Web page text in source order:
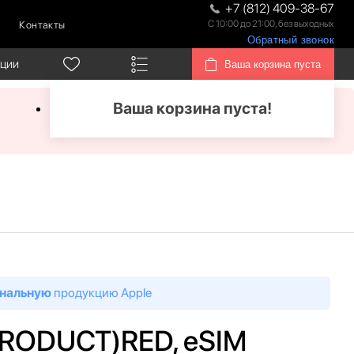
Контакты
+7 (812) 409-38-67
С 10:00 до 21:00, без выходных
Обратный звонок
Ваша корзина пуста
Ваша корзина пуста!
продукцию Apple
eSIM